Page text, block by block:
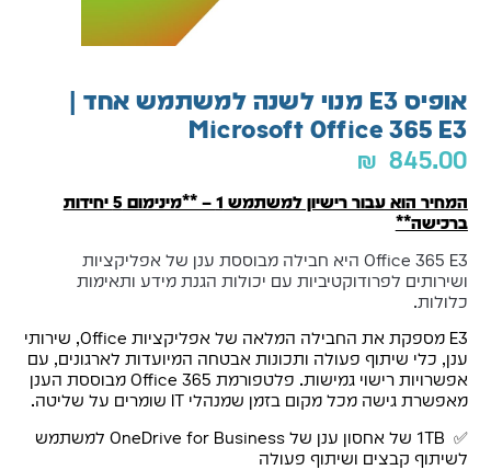
אופיס E3 מנוי לשנה למשתמש אחד |
Microsoft Office 365 E3
₪ 845.00
המחיר הוא עבור רישיון למשתמש 1 – **מינימום 5 יחידות
ברכישה**
Office 365 E3 היא חבילה מבוססת ענן של אפליקציות
ושירותים לפרודוקטיביות עם יכולות הגנת מידע ותאימות
כלולות.
E3 מספקת את החבילה המלאה של אפליקציות Office, שירותי
ענן, כלי שיתוף פעולה ותכונות אבטחה המיועדות לארגונים, עם
אפשרויות רישוי גמישות. פלטפורמת Office 365 מבוססת הענן
מאפשרת גישה מכל מקום בזמן שמנהלי IT שומרים על שליטה.
✅ 1TB של אחסון ענן של OneDrive for Business למשתמש
לשיתוף קבצים ושיתוף פעולה